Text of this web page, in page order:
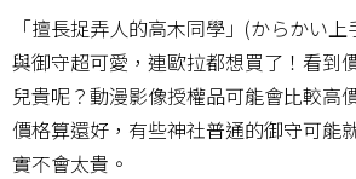
「擅長捉弄人的高木同學」(からかい
與御守超可愛，連歐拉都想買了！看到
兒貴呢？動漫影像授權品可能會比較高
價格算還好，有些神社普通的御守可能
實不會太貴。